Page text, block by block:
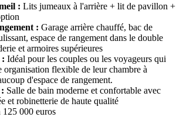
: Lits jumeaux à l'arrière + lit de pavillon +
: Garage arrière chauffé, bac de
espace de rangement dans le double
et armoires supérieures
: Idéal pour les couples ou les voyageurs qui
organisation flexible de leur chambre à
d'espace de rangement.
Salle de bain moderne et confortable avec
et robinetterie de haute qualité
125 000 euros